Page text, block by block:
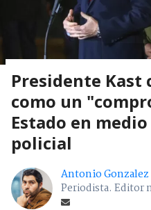
Presidente Kast
como un
Estado en
policial
Antonio Gonzalez
Periodista. Editor